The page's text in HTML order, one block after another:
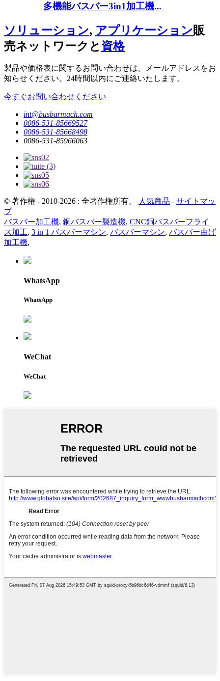
多機能バスバー3in1加工機...
ソリューション, アプリケーション販
売ネットワークと 資格
製品や価格表に関するお問い合わせは、メールアドレスをお
知らせください。24時間以内にご連絡いたします。
今すぐお問い合わせください
int@busbarmach.com
0086-531-85669527
0086-531-85668498
0086-531-85966063
© 著作権 - 2010-2026 : 全著作権所有。 人気商品 - サイトマッ
プ
バスバー加工機, 銅バスバー製造機, CNC銅バスバーフライ
ス加工, 3 in 1 バスバーマシン, バスバーマシン, バスバー曲げ
加工機,
WhatsApp
WhatsApp
WeChat
WeChat